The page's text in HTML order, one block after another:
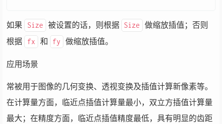
如果 Size 被设置的话，则根据 Size
做缩放插值；否则
根据
fx 和 fy 做缩放插值。
应用场景
常被用于图像的几何变换、透视变换及插值计算新像素等。
在计算量方面，临近点插值计算量最小，双立方插值计算量
最大；在精度方面，临近点插值精度最低，具有明显的齿距